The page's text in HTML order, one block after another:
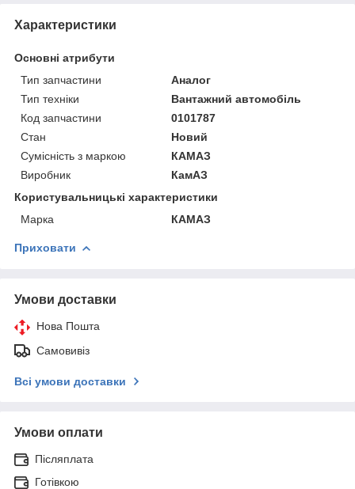
Характеристики
Основні атрибути
Тип запчастини
Аналог
Тип техніки
Вантажний автомобіль
Код запчастини
0101787
Стан
Новий
Сумісність з маркою
КАМАЗ
Виробник
КамАЗ
Користувальницькі характеристики
Марка
КАМАЗ
Приховати
Умови доставки
Нова Пошта
Самовивіз
Всі умови доставки
Умови оплати
Післяплата
Готівкою